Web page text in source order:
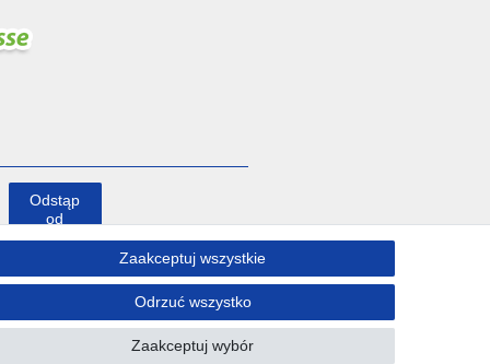
Zaakceptuj wszystkie
Odrzuć wszystko
Zaakceptuj wybór
Odstąp
od
umowy